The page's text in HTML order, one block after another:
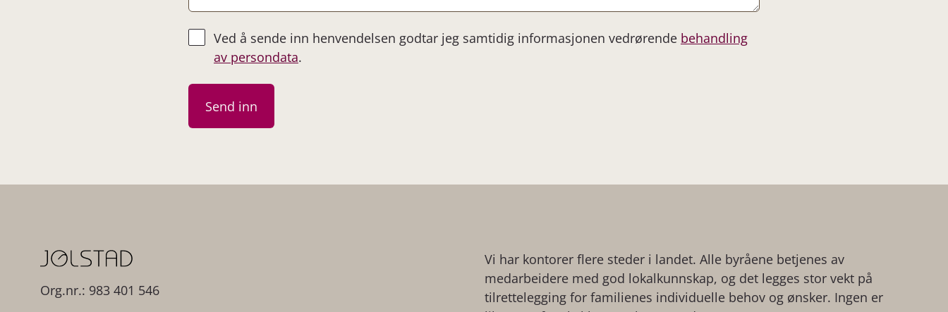
Ved å sende inn henvendelsen godtar jeg samtidig informasjonen vedrørende behandling
av persondata.
Org.nr.: 983 401 546
Vi har kontorer flere steder i landet. Alle byråene betjenes av
medarbeidere med god lokalkunnskap, og det legges stor vekt på
tilrettelegging for familienes individuelle behov og ønsker. Ingen er